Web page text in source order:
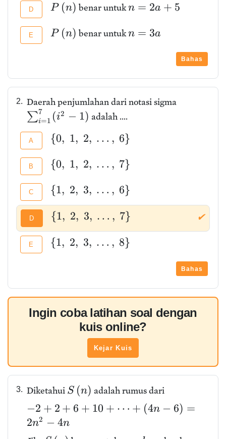
D P (n) benar untukn = 2a + 5
E P (n) benar untukn = 3a
Bahas
2. Daerah penjumlahan dari notasi sigma
∑i=1
7 (i2 − 1) adalah ....
A {0, 1, 2, … , 6}
B {0, 1, 2, … , 7}
C {1, 2, 3, … , 6}
D ✔
{1, 2, 3, … , 7}
E {1, 2, 3, … , 8}
Bahas
Ingin coba latihan soal dengan
kuis online?
Kejar Kuis
3. Diketahui S (n) adalah rumus dari
−2 + 2 + 6 + 10 + ⋯ + (4n − 6) =
2n2 − 4n